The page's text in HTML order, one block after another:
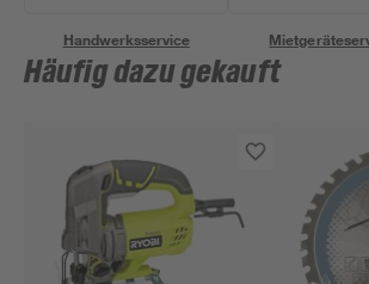
Handwerksservice
Häufig dazu gekauft